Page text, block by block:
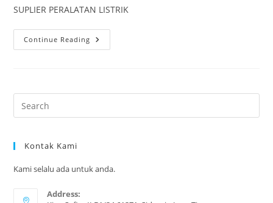
SUPLIER PERALATAN LISTRIK
Continue Reading SUPLIER
PERALATAN
Kontak Kami
Kami selalu ada untuk anda.
Address: